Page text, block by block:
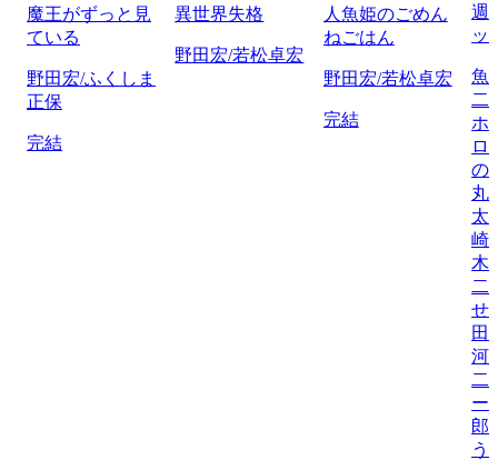
魔王がずっと見
ている
野田宏/ふくしま
正保
完結
異世界失格
野田宏/若松卓宏
人魚姫のごめん
ねごはん
野田宏/若松卓宏
完結
週
ッ
魚
二
ホ
ロ
の
丸
太
崎
木
二
せ
田
河
二
ー
郎
う